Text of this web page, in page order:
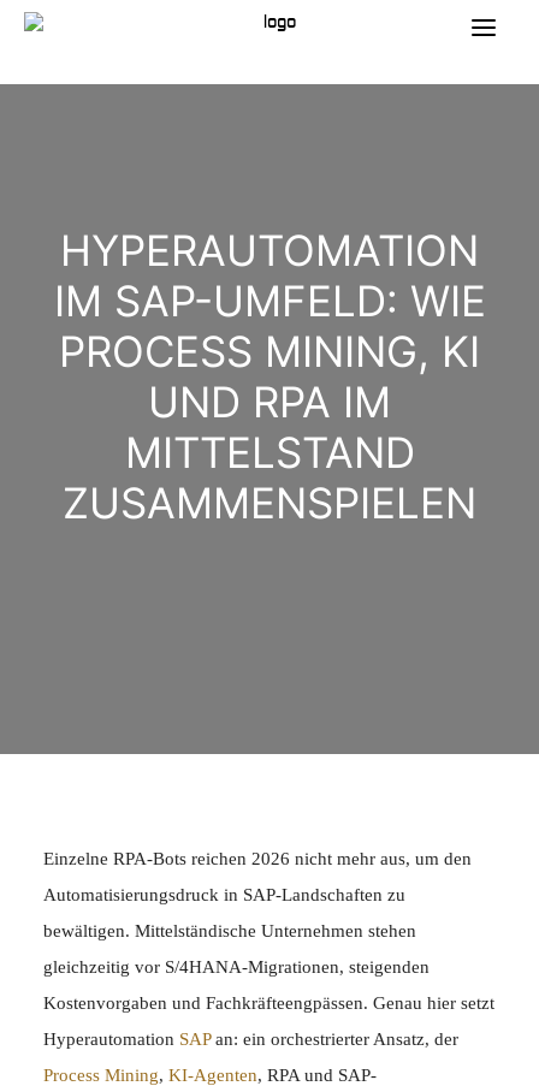
HYPERAUTOMATION
IM SAP-UMFELD: WIE
PROCESS MINING, KI
UND RPA IM
MITTELSTAND
ZUSAMMENSPIELEN
Einzelne RPA-Bots reichen 2026 nicht mehr aus, um den
Automatisierungsdruck in SAP-Landschaften zu
bewältigen. Mittelständische Unternehmen stehen
gleichzeitig vor S/4HANA-Migrationen, steigenden
Kostenvorgaben und Fachkräfteengpässen. Genau hier setzt
Hyperautomation SAPan: ein orchestrierter Ansatz, der
Process Mining, KI-Agenten, RPA und SAP-